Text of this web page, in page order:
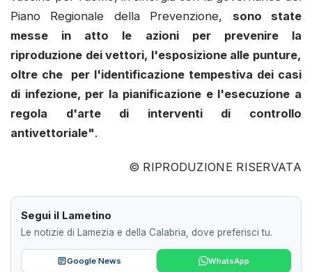
Piano Regionale della Prevenzione, sono state
messe in atto le azioni per prevenire la
riproduzione dei vettori, l'esposizione alle punture,
oltre che per l'identificazione tempestiva dei casi
di infezione, per la pianificazione e l'esecuzione a
regola d'arte di interventi di controllo
antivettoriale".
© RIPRODUZIONE RISERVATA
Segui il Lametino
Le notizie di Lamezia e della Calabria, dove preferisci tu.
Google News WhatsApp